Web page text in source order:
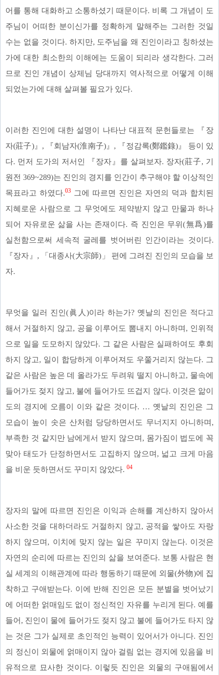
어를 통해 대화하고 소통하셨기 때문이다. 비록 그 개념이 도
주님이 어떠한 분이신가를 정확하게 말해주는 그러한 것일
수는 없을 것이다. 하지만, 도주님을 왜 진인이라고 칭하셨는
가에 대한 최소한의 이해에는 도움이 되리라 생각한다. 그러
므로 진인 개념이 상제님 당대까지 역사적으로 어떻게 이해
되었는가에 대해 살펴볼 필요가 있다.
이러한 진인에 대한 설명이 나타난 대표적 문헌들로는 『장
자(莊子)』, 『회남자(淮南子)』, 『정감록(鄭鑑錄)』 등이 있
다. 먼저 도가의 저서인 『장자』를 살펴보자. 장자(莊子, 기
원전 369~289)는 진인의 경지를 인간이 추구해야 할 이상적인
목표라고 하였다.03 그에 따르면 진인은 자연의 덕과 합치된
지혜로운 사람으로 그 무엇에도 제약받지 않고 만물과 하나
되어 자유로운 삶을 사는 존재이다. 즉 진인은 무위(無爲)를
실천함으로써 세속적 굴레를 벗어버린 인간이라는 것이다.
『장자』, 「대종사(大宗師)」 편에 그려진 진인의 모습을 보
자.
무엇을 일러 진인(眞人)이라 하는가? 옛날의 진인은 적다고
해서 거절하지 않고, 공을 이루어도 뽐내지 아니하며, 인위적
으로 일을 도모하지 않았다. 그 같은 사람은 실패하여도 후회
하지 않고, 일이 합당하게 이루어져도 우쭐거리지 않는다. 그
같은 사람은 높은 데 올라가도 두려워 떨지 아니하고, 물속에
들어가도 젖지 않고, 불에 들어가도 뜨겁지 않다. 이것은 앎이
도의 경지에 오름이 이와 같은 것이다. … 옛날의 진인은 그
모습이 높이 솟은 산처럼 당당하면서도 무너지지 아니하며,
부족한 것 같지만 남에게서 받지 않으며, 몸가짐이 법도에 꼭
맞아 태도가 단정하면서도 고집하지 않으며, 넓고 크게 마음
을 비운 듯하면서도 꾸미지 않았다. 04
장자의 말에 따르면 진인은 이익과 손해를 계산하지 않아서
사소한 것을 대하더라도 거절하지 않고, 공적을 쌓아도 자랑
하지 않으며, 이치에 맞지 않는 일은 꾸미지 않는다. 이것은
자연의 순리에 따르는 진인의 삶을 보여준다. 보통 사람은 현
실 세계의 이해관계에 따라 행동하기 때문에 외물(外物)에 집
착하고 구애받는다. 이에 반해 진인은 모든 분별을 벗어났기
에 어떠한 얽매임도 없이 정신적인 자유를 누리게 된다. 예를
들어, 진인이 물에 들어가도 젖지 않고 불에 들어가도 타지 않
는 것은 그가 실제로 초인적인 능력이 있어서가 아니다. 진인
의 정신이 외물에 얽매이지 않아 걸림 없는 경지에 있음을 비
유적으로 묘사한 것이다. 이렇듯 진인은 외물의 구애됨에서